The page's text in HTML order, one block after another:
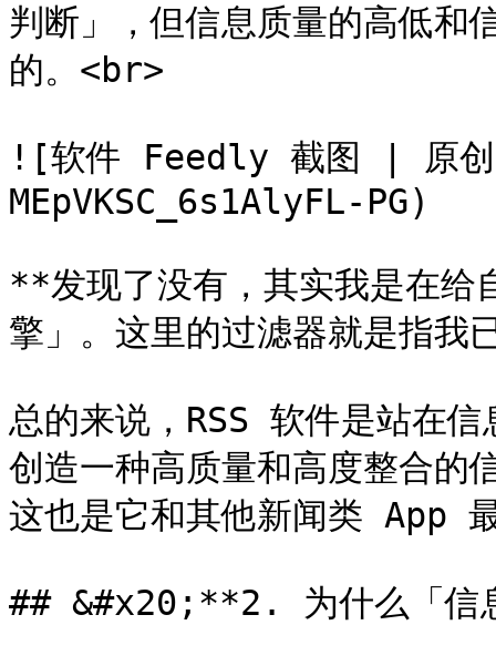
判断」，但信息质量的高低和
的。<br>
![软件 Feedly 截图 |
MEpVKSC_6s1AlyFL-PG)
**发现了没有，其实我是在给
擎」。这里的过滤器就是指我
总的来说，RSS 软件是站在
创造一种高质量和高度整合的
这也是它和其他新闻类 App
## &#x20;**2. 为什么「信